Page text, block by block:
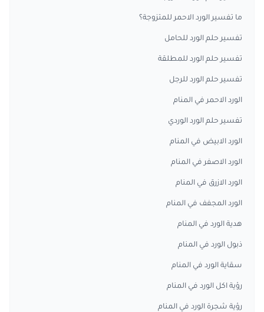
ما تفسير الورد الاحمر للمتزوجة؟
تفسير حلم الورد للحامل
تفسير حلم الورد للمطلقة
تفسير حلم الورد للرجل
الورد الاحمر في المنام
تفسير حلم الورد الوردي
الورد الابيض في المنام
الورد الاصفر في المنام
الورد الازرق في المنام
الورد المجفف في المنام
هدية الورد في المنام
ذبول الورد في المنام
سقاية الورد في المنام
رؤية اكل الورد في المنام
رؤية شجرة الورد في المنام